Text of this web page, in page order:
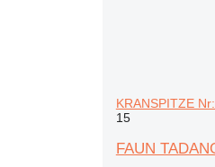
KRANSPITZE
15
FAUN